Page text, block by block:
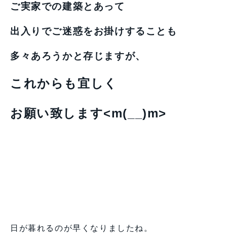
ご実家での建築とあって
出入りでご迷惑をお掛けすることも
多々あろうかと存じますが、
これからも宜しく
お願い致します<m(__)m>
日が暮れるのが早くなりましたね。